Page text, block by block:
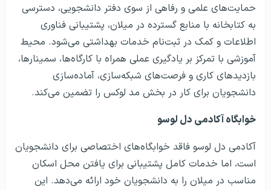
حمایت‌های علمی و رفاهی از سوی دفتر دانشجویی، دسترسی
به کتابخانه با منابع گسترده در میلان، پشتیبانی فناوری
اطلاعات و کمک در ثبت‌نام خدمات بهداشتی می‌شود. محیط
آموزشی با تمرکز بر یادگیری عملی همراه با کارگاه‌ها، سمینارها،
بازدیدهای کاری و فرصت‌های شبکه‌سازی، آماده‌سازی
دانشجویان برای کار در بخش مد لوکس را تضمین می‌کند.
خوابگاه آکادمی دل لوسو
آکادمی دل لوسو فاقد خوابگاه‌های اختصاصی برای دانشجویان
است، اما خدمات کامل پشتیبانی برای یافتن محل اسکان
مناسب در میلان را به دانشجویان خود ارائه می‌دهد. این